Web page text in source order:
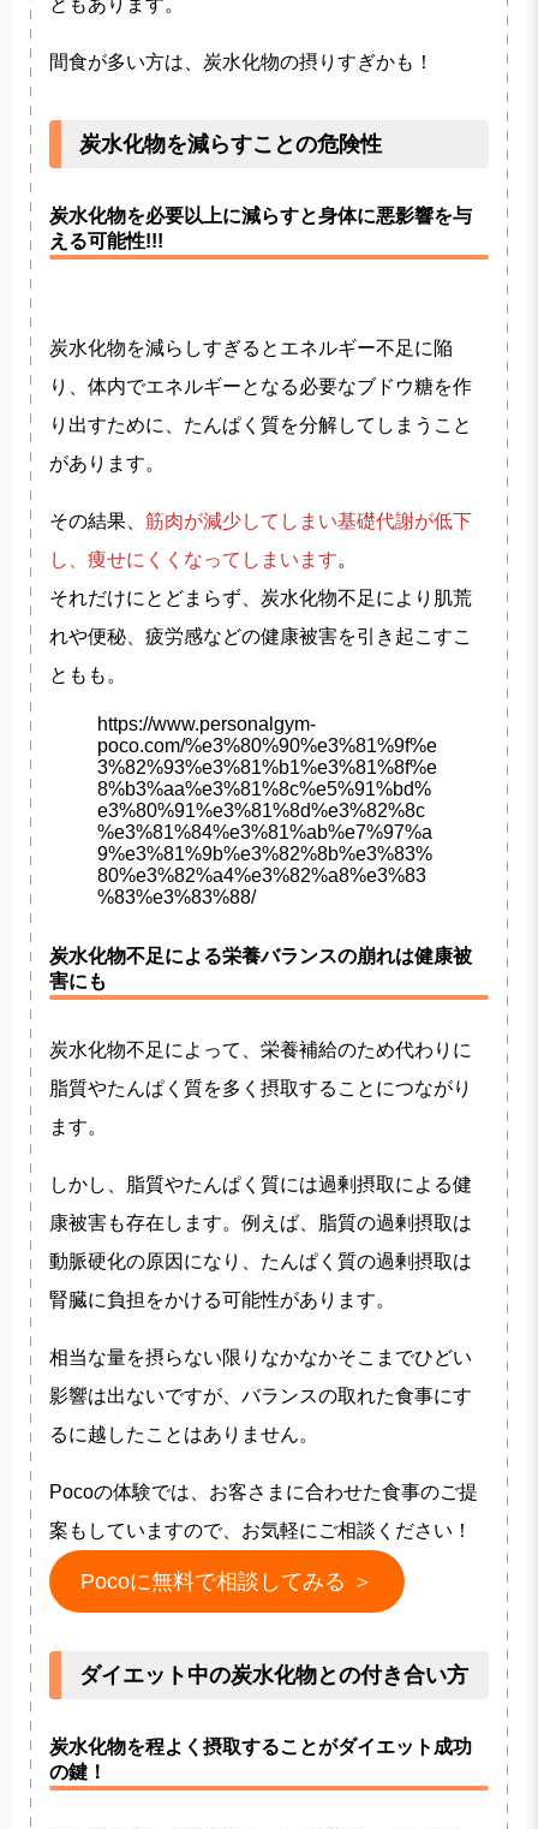
ともあります。
間食が多い方は、炭水化物の摂りすぎかも！
炭水化物を減らすことの危険性
炭水化物を必要以上に減らすと身体に悪影響を与
える可能性!!!
炭水化物を減らしすぎるとエネルギー不足に陥
り、体内でエネルギーとなる必要なブドウ糖を作
り出すために、たんぱく質を分解してしまうこと
があります。
その結果、 筋肉が減少してしまい基礎代謝が低下
し、痩せにくくなってしまいます。
それだけにとどまらず、炭水化物不足により肌荒
れや便秘、疲労感などの健康被害を引き起こすこ
ともも。
https://www.personalgym-
poco.com/%e3%80%90%e3%81%9f%e
3%82%93%e3%81%b1%e3%81%8f%e
8%b3%aa%e3%81%8c%e5%91%bd%
e3%80%91%e3%81%8d%e3%82%8c
%e3%81%84%e3%81%ab%e7%97%a
9%e3%81%9b%e3%82%8b%e3%83%
80%e3%82%a4%e3%82%a8%e3%83
%83%e3%83%88/
炭水化物不足による栄養バランスの崩れは健康被
害にも
炭水化物不足によって、栄養補給のため代わりに
脂質やたんぱく質を多く摂取することにつながり
ます。
しかし、脂質やたんぱく質には過剰摂取による健
康被害も存在します。例えば、脂質の過剰摂取は
動脈硬化の原因になり、たんぱく質の過剰摂取は
腎臓に負担をかける可能性があります。
相当な量を摂らない限りなかなかそこまでひどい
影響は出ないですが、バランスの取れた食事にす
るに越したことはありません。
Pocoの体験では、お客さまに合わせた食事のご提
案もしていますので、お気軽にご相談ください！
Pocoに無料で相談してみる ＞
ダイエット中の炭水化物との付き合い方
炭水化物を程よく摂取することがダイエット成功
の鍵！